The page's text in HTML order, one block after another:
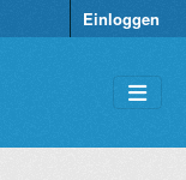
Einloggen